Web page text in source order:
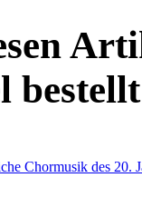
Chormusik des 20.